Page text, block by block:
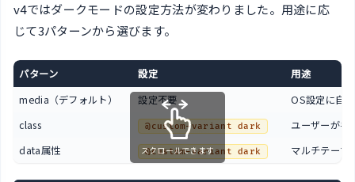
v4ではダークモードの設定方法が変わりました。用途に応
じて3パターンから選びます。
パターン 設定
用途
media（デフォルト）
設定不要
OS設定に自
class
@custom-variant dark
ユーザーが手
data属性
@custom-variant dark マルチテーマ
スクロールできます